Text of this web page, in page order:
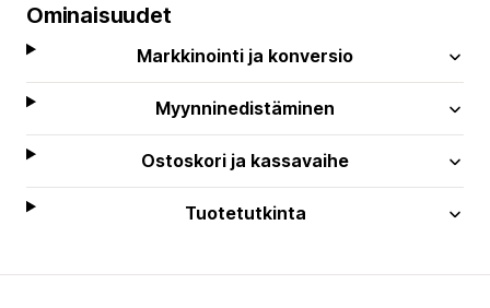
Ominaisuudet
Markkinointi ja konversio
Myynninedistäminen
Ostoskori ja kassavaihe
Tuotetutkinta